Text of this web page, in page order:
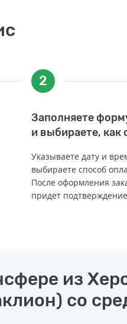
2
Заполняете
и выбираете, как
Указываете дату и
выбираете способ
После оформления
придет
из
со